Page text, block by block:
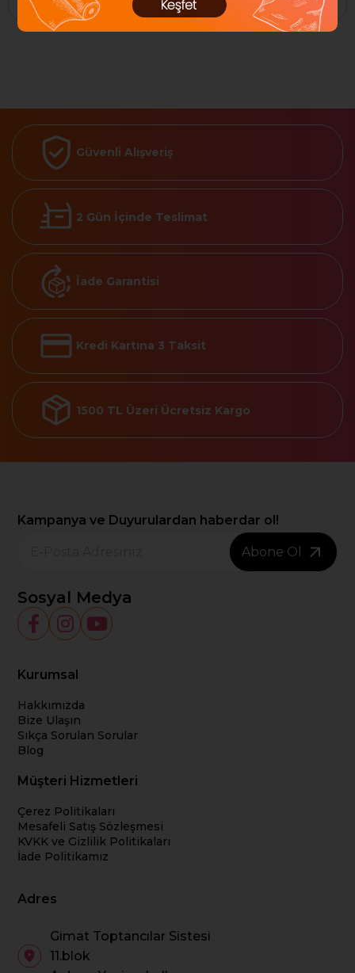
Güvenli Alışveriş
2 Gün İçinde Teslimat
İade Garantisi
Kredi Kartına 3 Taksit
1500 TL Üzeri Ücretsiz Kargo
Kampanya ve Duyurulardan haberdar ol!
Abone Ol
Sosyal Medya
Kurumsal
Hakkımızda
Bize Ulaşın
Sıkça Sorulan Sorular
Blog
Müşteri Hizmetleri
Çerez Politikaları
Mesafeli Satış Sözleşmesi
KVKK ve Gizlilik Politikaları
İade Politikamız
Adres
Gimat Toptancılar Sistesi
11.blok